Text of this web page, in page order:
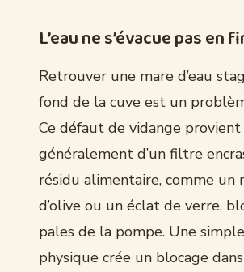
L’eau ne s’évacue pas en
Retrouver une mare d’eau
fond de la cuve est un
Ce défaut de vidange provient
généralement d’un filtre
résidu alimentaire, comme un
d’olive ou un éclat de verre,
pales de la pompe. Une
physique crée un blocage